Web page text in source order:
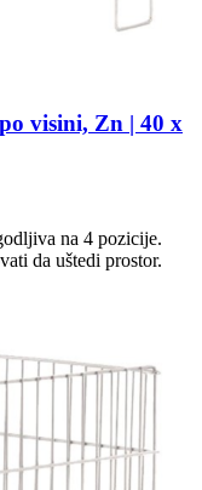
visini, Zn | 40 x
na 4 pozicije.
da uštedi prostor.